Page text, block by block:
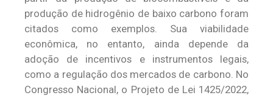
produção de hidrogênio de baixo carbono foram
citados como exemplos. Sua viabilidade
econômica, no entanto, ainda depende da
adoção de incentivos e instrumentos legais,
como a regulação dos mercados de carbono. No
Congresso Nacional, o Projeto de Lei 1425/2022,